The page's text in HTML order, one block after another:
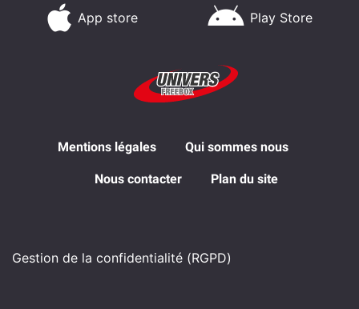
App store Play Store
Mentions légales Qui sommes nous
Nous contacter Plan du site
Gestion de la confidentialité (RGPD)